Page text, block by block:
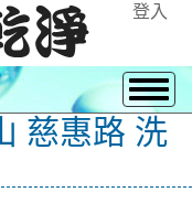
登入
慈惠路 洗